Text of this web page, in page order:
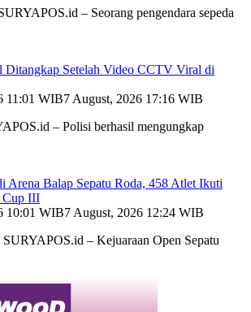
– Seorang pengendara sepeda
Ditangkap Setelah Video CCTV Viral di
11:01 WIB7 August, 2026 17:16 WIB
– Polisi berhasil mengungkap
Arena Balap Sepatu Roda, 458 Atlet Ikuti
Cup III
10:01 WIB7 August, 2026 12:24 WIB
– Kejuaraan Open Sepatu